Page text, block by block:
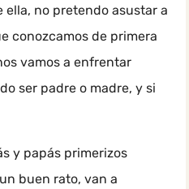
no pretendo asustar a
conozcamos de primera
vamos a enfrentar
ser padre o madre, y si
y papás primerizos
buen rato, van a